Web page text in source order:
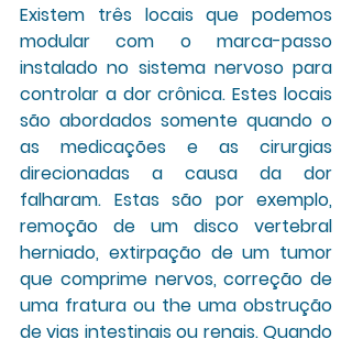
Existem três locais que podemos
modular com o marca-passo
instalado no sistema nervoso para
controlar a dor crônica. Estes locais
são abordados somente quando o
as medicações e as cirurgias
direcionadas a causa da dor
falharam. Estas são por exemplo,
remoção de um disco vertebral
herniado, extirpação de um tumor
que comprime nervos, correção de
uma fratura ou the uma obstrução
de vias intestinais ou renais. Quando